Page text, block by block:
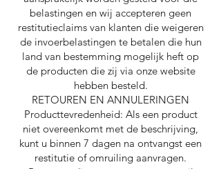
belastingen en wij accepteren geen
restitutieclaims van klanten die weigeren
de invoerbelastingen te betalen die hun
land van bestemming mogelijk heft op
de producten die zij via onze website
hebben besteld.
RETOUREN EN ANNULERINGEN
Producttevredenheid: Als een product
niet overeenkomt met de beschrijving,
kunt u binnen 7 dagen na ontvangst een
restitutie of omruiling aanvragen.